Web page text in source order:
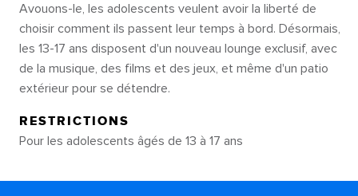
Avouons-le, les adolescents veulent avoir la liberté de
choisir comment ils passent leur temps à bord. Désormais,
les 13-17 ans disposent d'un nouveau lounge exclusif, avec
de la musique, des films et des jeux, et même d'un patio
extérieur pour se détendre.
RESTRICTIONS
Pour les adolescents âgés de 13 à 17 ans